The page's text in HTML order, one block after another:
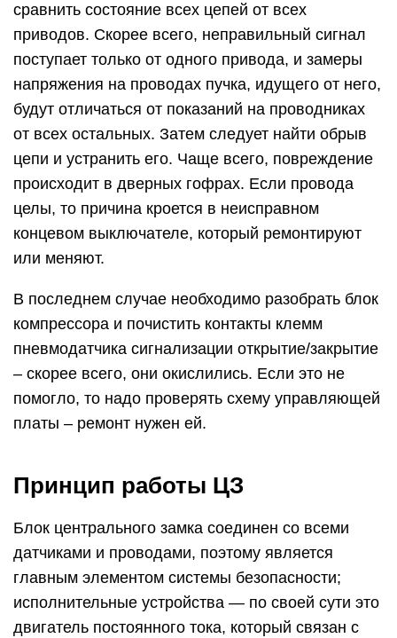
сравнить состояние всех цепей от всех
приводов. Скорее всего, неправильный сигнал
поступает только от одного привода, и замеры
напряжения на проводах пучка, идущего от него,
будут отличаться от показаний на проводниках
от всех остальных. Затем следует найти обрыв
цепи и устранить его. Чаще всего, повреждение
происходит в дверных гофрах. Если провода
целы, то причина кроется в неисправном
концевом выключателе, который ремонтируют
или меняют.
В последнем случае необходимо разобрать блок
компрессора и почистить контакты клемм
пневмодатчика сигнализации открытие/закрытие
– скорее всего, они окислились. Если это не
помогло, то надо проверять схему управляющей
платы – ремонт нужен ей.
Принцип работы ЦЗ
Блок центрального замка соединен со всеми
датчиками и проводами, поэтому является
главным элементом системы безопасности;
исполнительные устройства — по своей сути это
двигатель постоянного тока, который связан с